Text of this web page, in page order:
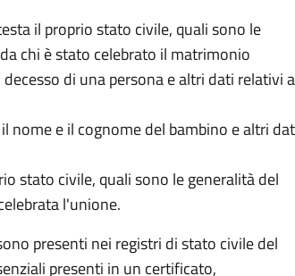
il proprio stato civile, quali sono le
chi è stato celebrato il matrimonio
di una persona e altri dati relativi
nome e il cognome del bambino e altri
stato civile, quali sono le generalità del
l'unione.
presenti nei registri di stato civile del
presenti in un certificato,